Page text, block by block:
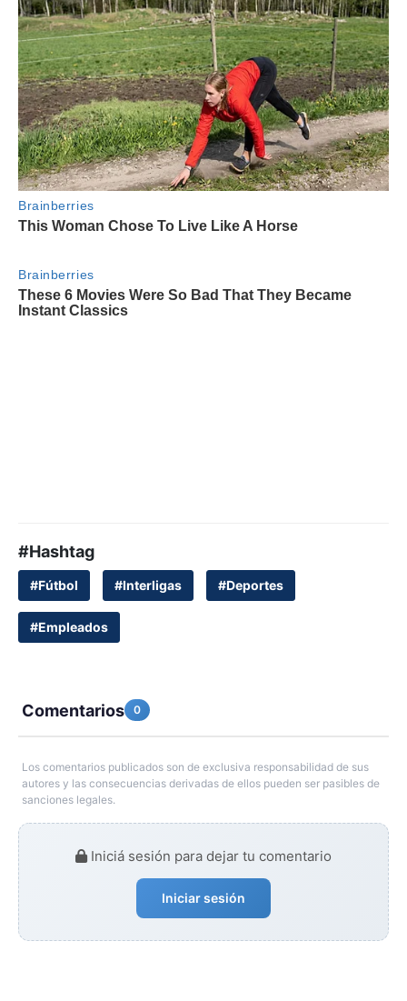
#Hashtag
#Fútbol #Interligas #Deportes
#Empleados
Comentarios 0
Los comentarios publicados son de exclusiva responsabilidad de sus
autores y las consecuencias derivadas de ellos pueden ser pasibles de
sanciones legales.
Iniciá sesión para dejar tu comentario
Iniciar sesión